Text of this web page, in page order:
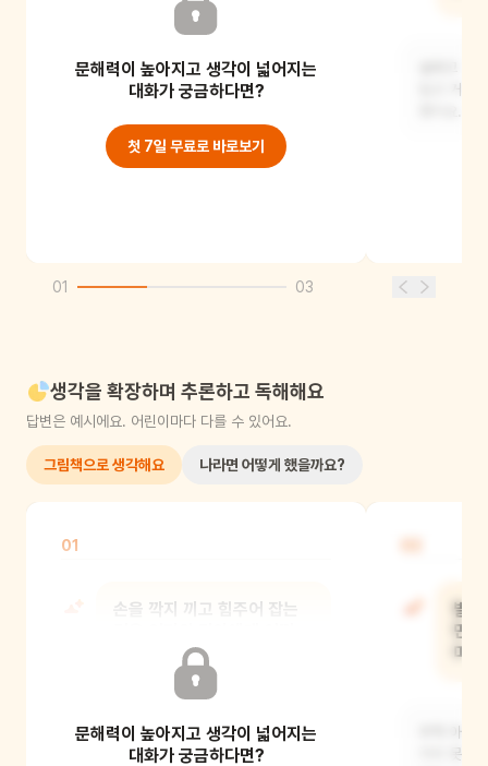
연극을 하기로 했지요.
문해력이 높아지고 생각이 넓어지는
대화가 궁금하다면?
첫 7일 무료로 바로보기
01 03
생각을 확장하며 추론하고 독해해요
답변은 예시에요. 어린이마다 다를 수 있어요.
그림책으로 생각해요 나라면 어떻게 했을까요?
01
손을 깍지 끼고 힘주어 잡는
의미일까?
좋아해, 라는 뜻이에요. 엄마가 민아를
응원하고 있다는 뜻이기도 하지요.
문해력이 높아지고 생각이 넓어지는
대화가 궁금하다면?
발
민
마
무척 아쉽
가지 못하